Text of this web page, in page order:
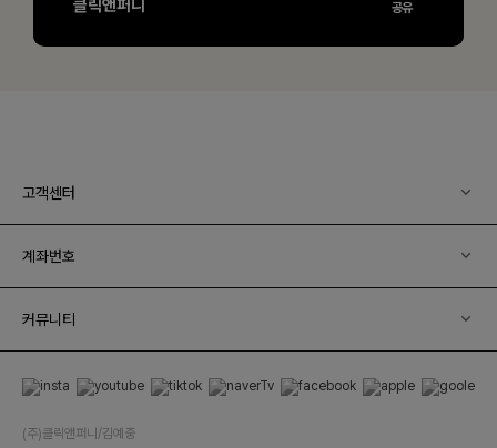
고객센터
계좌번호
커뮤니티
(주)클릭앤퍼니/김예중